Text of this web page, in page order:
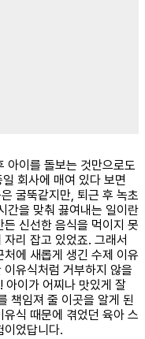
아이를 돌보는 것만으로도
회사에 매여 있다 보면
굴뚝같지만, 퇴근 후 녹초
간을 맞춰 끓여내는 일이란
신선한 음식을 먹이지 못
리 잡고 있었죠. 그래서
에 새롭게 생긴 수제 이유
유식처럼 거부하지 않을
아이가 어찌나 맛있게 잘
책임져 줄 이곳을 알게 된
식 때문에 겪었던 육아 스
이었답니다.